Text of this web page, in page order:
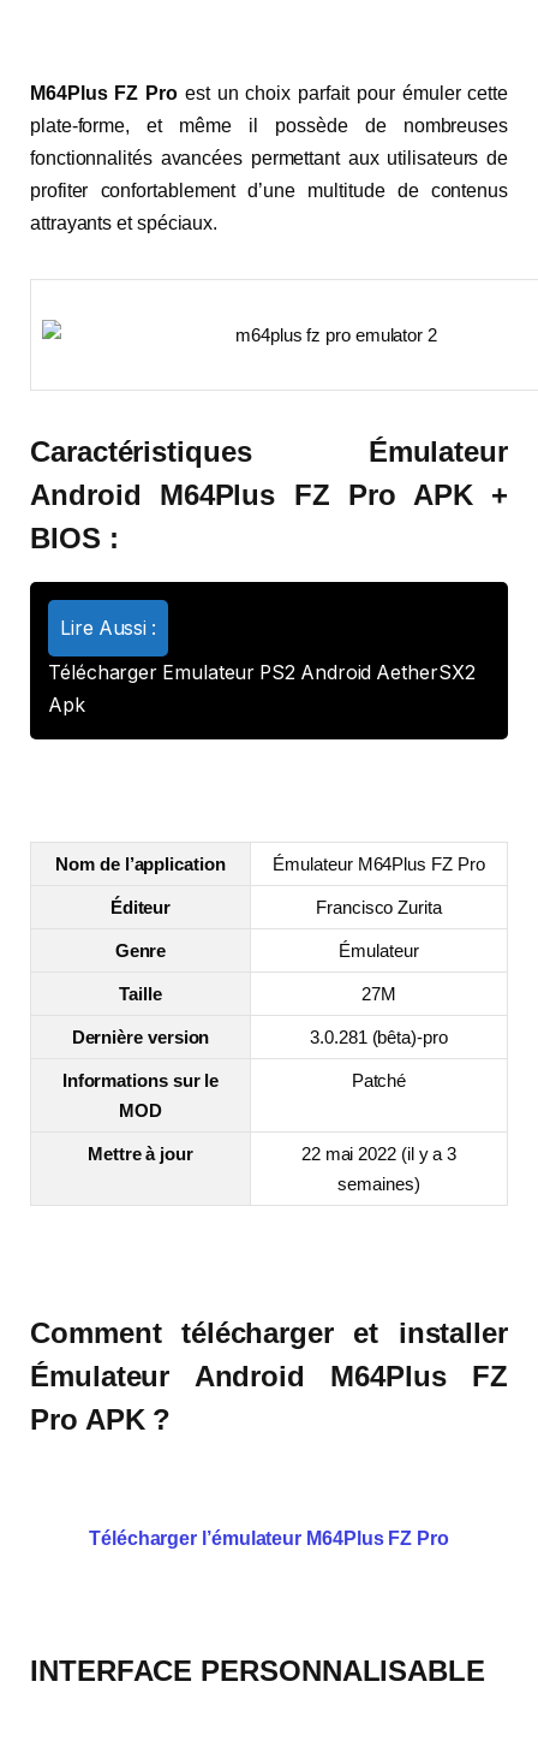
M64Plus FZ Proest un choix parfait pour émuler cette
plate-forme, et même il possède de nombreuses
fonctionnalités avancées permettant aux utilisateurs de
profiter confortablement d’une multitude de contenus
attrayants et spéciaux.
Caractéristiques Émulateur
Android M64Plus FZ Pro APK +
BIOS :
Lire Aussi :
Télécharger Emulateur PS2 Android AetherSX2
Apk
Nom de l’application Émulateur M64Plus FZ Pro
Éditeur Francisco Zurita
Genre Émulateur
Taille 27M
Dernière version 3.0.281 (bêta)-pro
Informations sur le
MOD
Patché
Mettre à jour
22 mai 2022 (il y a 3
semaines)
Comment télécharger et installer
Émulateur Android M64Plus FZ
Pro APK ?
Télécharger l’émulateur M64Plus FZ Pro
INTERFACE PERSONNALISABLE